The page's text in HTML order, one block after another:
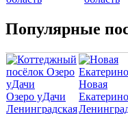
Популярные
Озеро уДачи
Ленинградская
Новая